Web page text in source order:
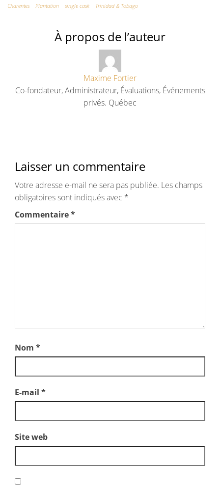
Charentes Plantation single cask Trinidad & Tobago
À propos de l’auteur
Maxime Fortier
Co-fondateur, Administrateur, Évaluations, Événements
privés. Québec
Laisser un commentaire
Votre adresse e-mail ne sera pas publiée. Les champs
obligatoires sont indiqués avec *
Commentaire*
Nom *
E-mail *
Site web